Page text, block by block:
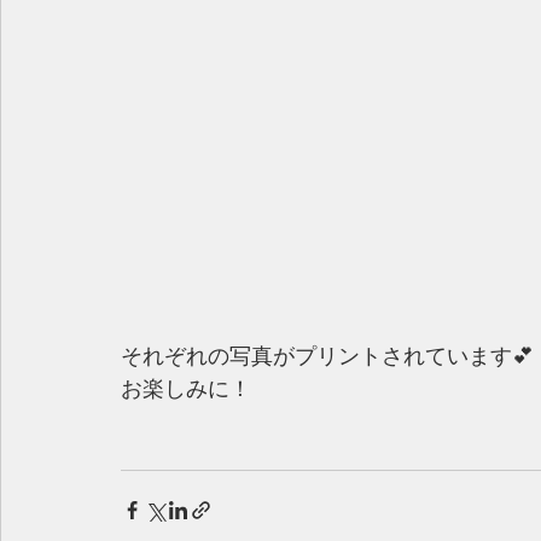
それぞれの写真がプリントされています💕
お楽しみに！